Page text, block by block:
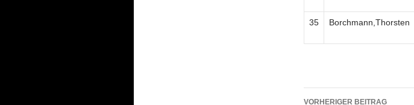
35 Borchmann,Thorsten
VORHERIGER BEITRAG